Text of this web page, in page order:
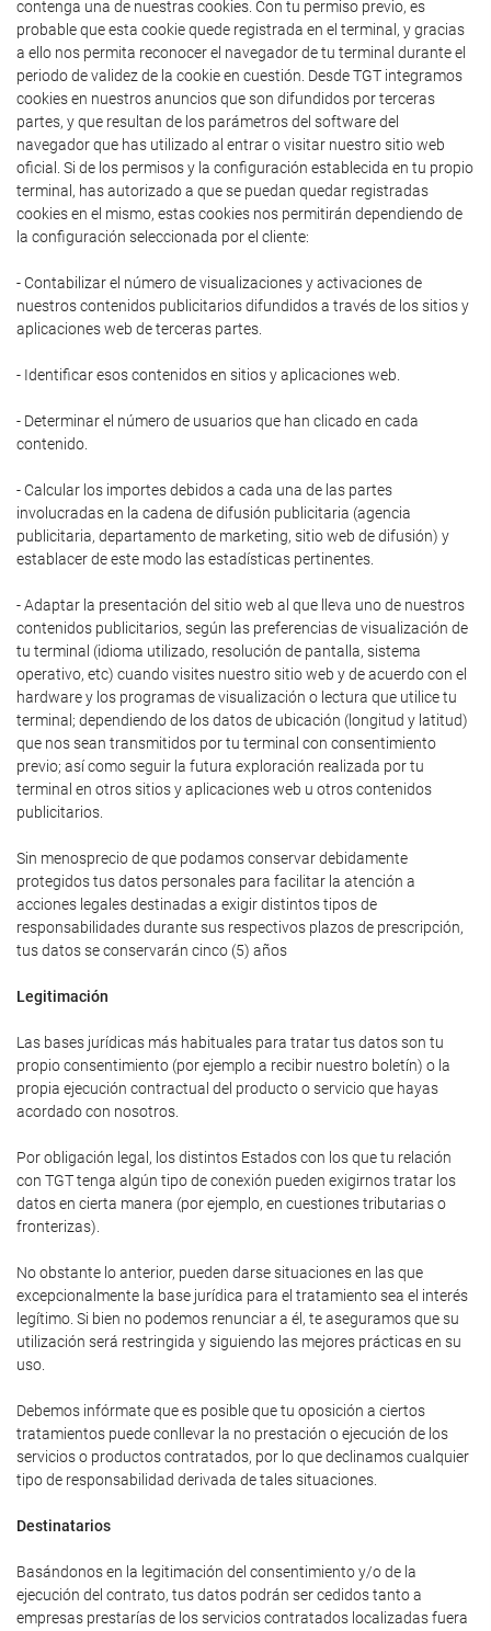
contenga una de nuestras cookies. Con tu permiso previo, es
probable que esta cookie quede registrada en el terminal, y gracias
a ello nos permita reconocer el navegador de tu terminal durante el
periodo de validez de la cookie en cuestión. Desde TGT integramos
cookies en nuestros anuncios que son difundidos por terceras
partes, y que resultan de los parámetros del software del
navegador que has utilizado al entrar o visitar nuestro sitio web
oficial. Si de los permisos y la configuración establecida en tu propio
terminal, has autorizado a que se puedan quedar registradas
cookies en el mismo, estas cookies nos permitirán dependiendo de
la configuración seleccionada por el cliente:
- Contabilizar el número de visualizaciones y activaciones de
nuestros contenidos publicitarios difundidos a través de los sitios y
aplicaciones web de terceras partes.
- Identificar esos contenidos en sitios y aplicaciones web.
- Determinar el número de usuarios que han clicado en cada
contenido.
- Calcular los importes debidos a cada una de las partes
involucradas en la cadena de difusión publicitaria (agencia
publicitaria, departamento de marketing, sitio web de difusión) y
establacer de este modo las estadísticas pertinentes.
- Adaptar la presentación del sitio web al que lleva uno de nuestros
contenidos publicitarios, según las preferencias de visualización de
tu terminal (idioma utilizado, resolución de pantalla, sistema
operativo, etc) cuando visites nuestro sitio web y de acuerdo con el
hardware y los programas de visualización o lectura que utilice tu
terminal; dependiendo de los datos de ubicación (longitud y latitud)
que nos sean transmitidos por tu terminal con consentimiento
previo; así como seguir la futura exploración realizada por tu
terminal en otros sitios y aplicaciones web u otros contenidos
publicitarios.
Sin menosprecio de que podamos conservar debidamente
protegidos tus datos personales para facilitar la atención a
acciones legales destinadas a exigir distintos tipos de
responsabilidades durante sus respectivos plazos de prescripción,
tus datos se conservarán cinco (5) años
Legitimación
Las bases jurídicas más habituales para tratar tus datos son tu
propio consentimiento (por ejemplo a recibir nuestro boletín) o la
propia ejecución contractual del producto o servicio que hayas
acordado con nosotros.
Por obligación legal, los distintos Estados con los que tu relación
con TGT tenga algún tipo de conexión pueden exigirnos tratar los
datos en cierta manera (por ejemplo, en cuestiones tributarias o
fronterizas).
No obstante lo anterior, pueden darse situaciones en las que
excepcionalmente la base jurídica para el tratamiento sea el interés
legítimo. Si bien no podemos renunciar a él, te aseguramos que su
utilización será restringida y siguiendo las mejores prácticas en su
uso.
Debemos infórmate que es posible que tu oposición a ciertos
tratamientos puede conllevar la no prestación o ejecución de los
servicios o productos contratados, por lo que declinamos cualquier
tipo de responsabilidad derivada de tales situaciones.
Destinatarios
Basándonos en la legitimación del consentimiento y/o de la
ejecución del contrato, tus datos podrán ser cedidos tanto a
empresas prestarías de los servicios contratados localizadas fuera